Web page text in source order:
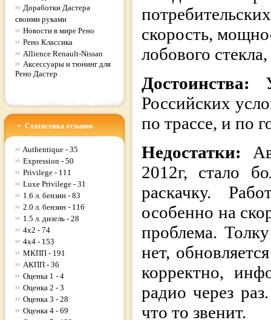
Доработки Дастера
своими руками
Новости в мире Рено
Рено Классика
Allience Renault-Nissan
Аксессуары и тюнинг для
Рено Дастер
Статистика отзывов
Authentique - 35
Expression - 50
Privilege - 111
Luxe Privilege - 31
1.6 л. бензин - 83
2.0 л. бензин - 116
1.5 л. дизель - 28
4x2 - 74
4x4 - 153
МКПП - 191
АКПП - 36
Оценка 1 - 4
Оценка 2 - 3
Оценка 3 - 28
Оценка 4 - 69
скорость,
лобового
Достоинства:
Российских
по трассе, и по
Недостатки:
2012г, стало
раскачку.
особенно на
проблема.
нет,
корректно,
радио через
что то звенит.